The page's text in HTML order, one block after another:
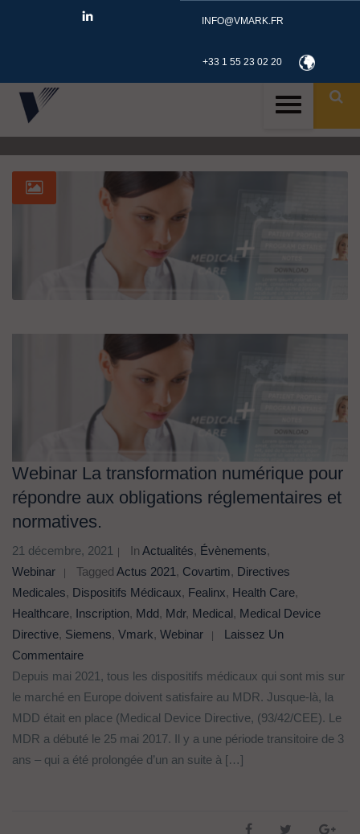
INFO@VMARK.FR
+33 1 55 23 02 20 ID
Webinar La transformation numérique pour
répondre aux obligations réglementaires et
normatives.
21 décembre, 2021 In Actualités, Évènements,
Webinar
Tagged Actus 2021 , Covartim, Directives
Medicales, Dispositifs Médicaux, Fealinx, Health Care,
Healthcare, Inscription, Mdd, Mdr, Medical, Medical Device
Directive, Siemens, Vmark, Webinar
Laissez Un
Commentaire
Depuis mai 2021, tous les dispositifs médicaux qui sont mis sur
le marché en Europe doivent satisfaire au MDR. Jusque-là, la
MDD était en place (Medical Device Directive, (93/42/CEE). Le
MDR a débuté le 25 mai 2017. Il y a une période transitoire de 3
ans – qui a été prolongée d’un an suite à […]